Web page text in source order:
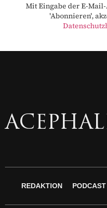
Mit Eingabe der E-
'Abonnieren',
REDAKTION PODCAST